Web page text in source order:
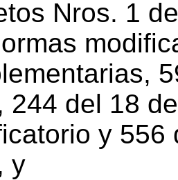
Nros. 1
244 del 18
y 556
y